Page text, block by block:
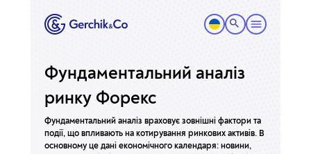
Фундаментальний аналіз
ринку Форекс
Фундаментальний аналіз враховує зовнішні фактори та
події, що впливають на котирування ринкових активів. В
основному це дані економічного календаря: новини,